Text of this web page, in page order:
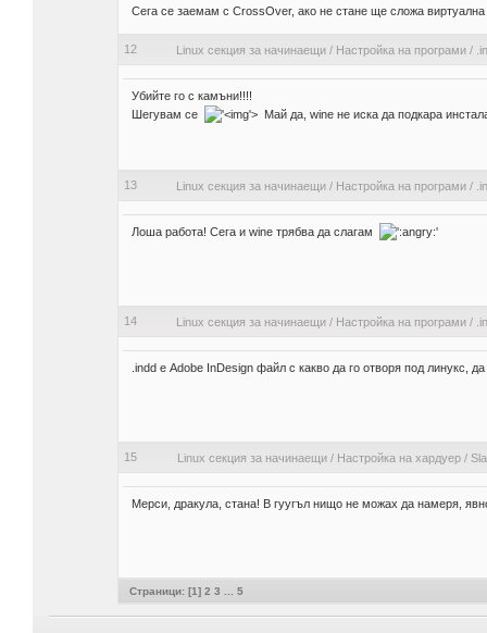
Сега се заемам с CrossOver, ако не стане ще сложа
12 Linux секция за начинаещи/ Настройка на програми/
Убийте го с камъни!!!!
Шегувам се
'>Май да, wine не иска да подкара
13 Linux секция за начинаещи/ Настройка на програми/
Лоша работа! Сега и wine трябва да слагам
14 Linux секция за начинаещи/ Настройка на програми/
.indd е Adobe InDesign файл с какво да го отворя под линукс,
15 Linux секция за начинаещи/ Настройка на хардуер/
Мерси, дракула, стана! В гуугъл нищо не можах да намеря,
Страници: [1] 2 3 5